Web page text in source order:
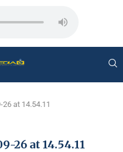
at 14.54.11
26 at 14.54.11